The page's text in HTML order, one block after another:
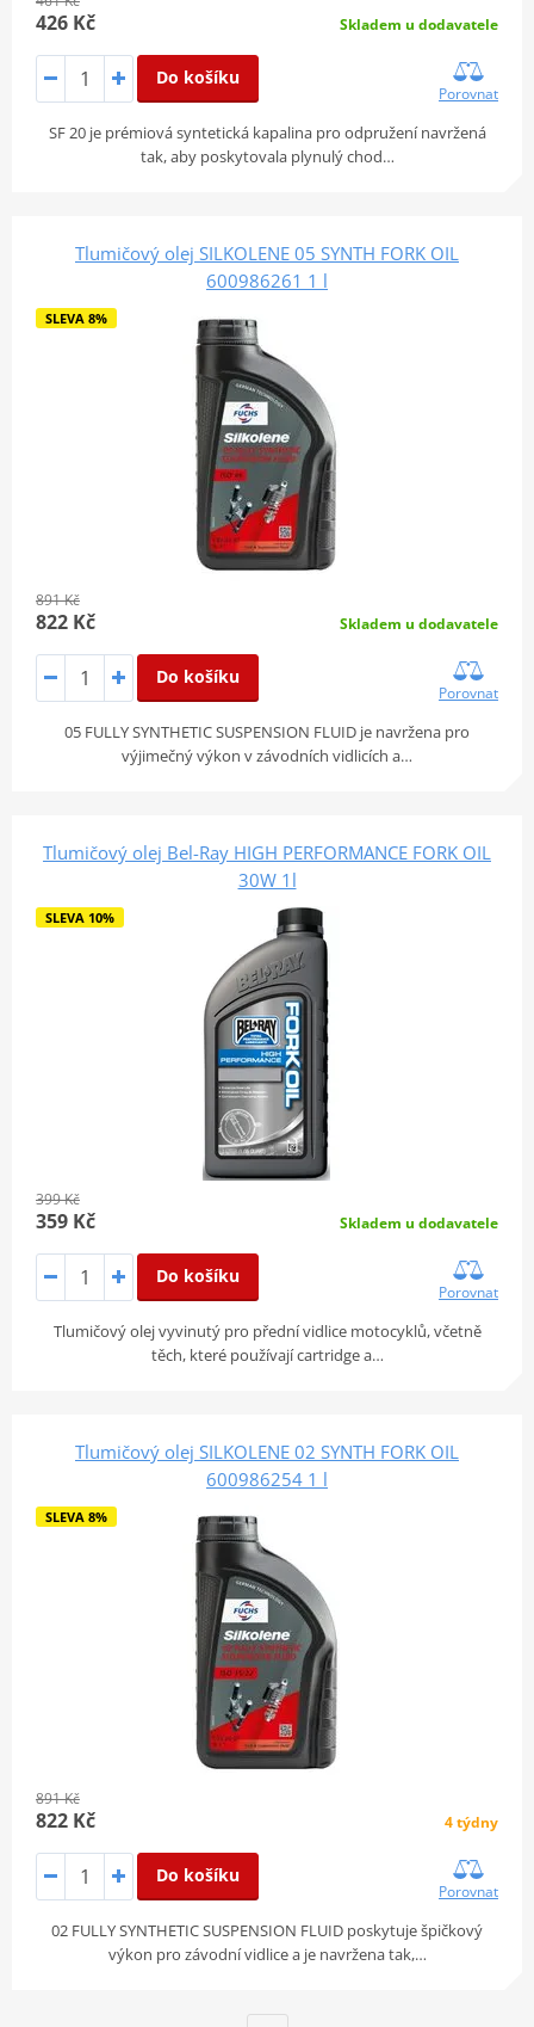
426 Kč Skladem u dodavatele
Do košíku
Porovnat
SF 20 je prémiová syntetická kapalina pro odpružení navržená
tak, aby poskytovala plynulý chod…
Tlumičový olej SILKOLENE 05 SYNTH FORK OIL
600986261 1 l
SLEVA 8%
891 Kč
822 Kč Skladem u dodavatele
Do košíku
Porovnat
05 FULLY SYNTHETIC SUSPENSION FLUID je navržena pro
výjimečný výkon v závodních vidlicích a…
Tlumičový olej Bel-Ray HIGH PERFORMANCE FORK OIL
30W 1l
SLEVA 10%
399 Kč
359 Kč Skladem u dodavatele
Do košíku
Porovnat
Tlumičový olej vyvinutý pro přední vidlice motocyklů, včetně
těch, které používají cartridge a…
Tlumičový olej SILKOLENE 02 SYNTH FORK OIL
600986254 1 l
SLEVA 8%
891 Kč
822 Kč 4 týdny
Do košíku
Porovnat
02 FULLY SYNTHETIC SUSPENSION FLUID poskytuje špičkový
výkon pro závodní vidlice a je navržena tak,…